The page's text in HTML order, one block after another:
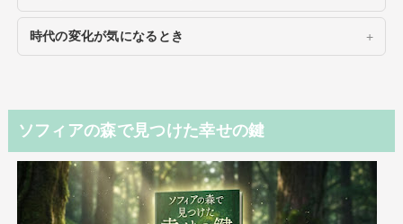
時代の変化が気になるとき
ソフィアの森で見つけた幸せの鍵